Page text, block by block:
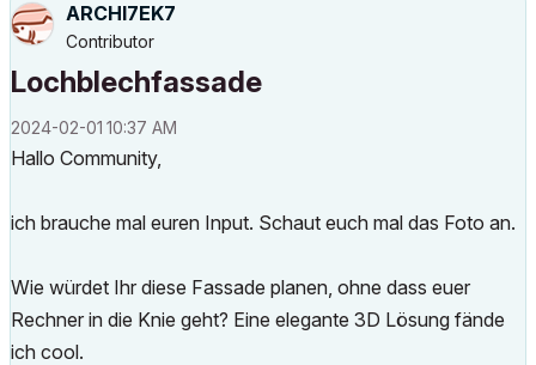
ARCHI7EK7
Contributor
Lochblechfassade
‎2024-02-01 10:37 AM
Hallo Community,
ich brauche mal euren Input. Schaut euch mal das Foto an.
Wie würdet Ihr diese Fassade planen, ohne dass euer
Rechner in die Knie geht? Eine elegante 3D Lösung fände
ich cool.